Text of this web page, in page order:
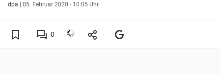
dpa | 05. Februar 2020 - 10:05 Uhr
0